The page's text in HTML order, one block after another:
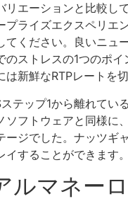
エーションと比較
ライズエクスペリ
ください。良いニ
ストレスの1つのポ
新鮮なRTPレートを
テップ1から離れて
フトウェアと同様
ジでした。ナッツ
することができます。
ルマネー